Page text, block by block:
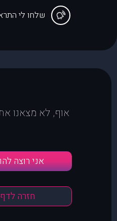
שלחו לי
אוף, לא מצאנו
אני רוצה
חזרה